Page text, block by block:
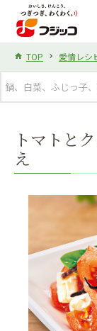
TOP 愛情レシ
トマトと
え